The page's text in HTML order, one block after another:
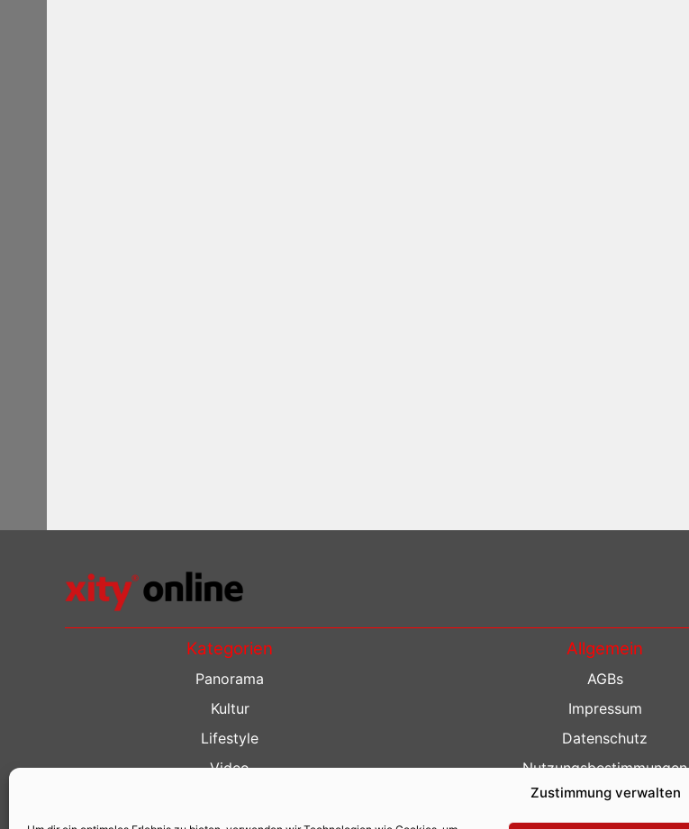
Zustimmung verwalten
Kategorien
Panorama
Kultur
Lifestyle
Video
Allgemein
AGBs
Impressum
Datenschutz
Nutzungsbestimmungen
Kontakt